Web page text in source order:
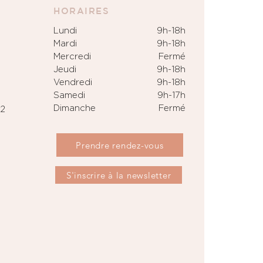
HORAIRES
Lundi
Mardi
Mercredi
Jeudi
Vendredi
Samedi
Dimanche
9h-18h
9h-18h
Fermé
9h-18h
9h-18h
9h-17h
Fermé
Prendre rendez-vous
S'inscrire à la newsletter